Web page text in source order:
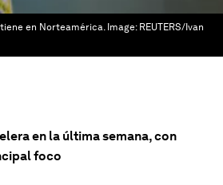
en Norteamérica. Image: REUTERS/Ivan
en la última semana, con
foco